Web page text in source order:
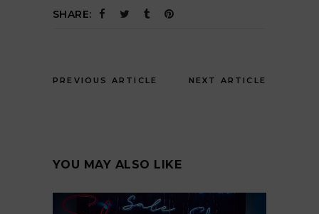
SHARE:
PREVIOUS ARTICLE NEXT ARTICLE
YOU MAY ALSO LIKE